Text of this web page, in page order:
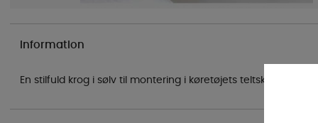
Information
En stilfuld krog i sølv til montering i køretøjets teltskinne.